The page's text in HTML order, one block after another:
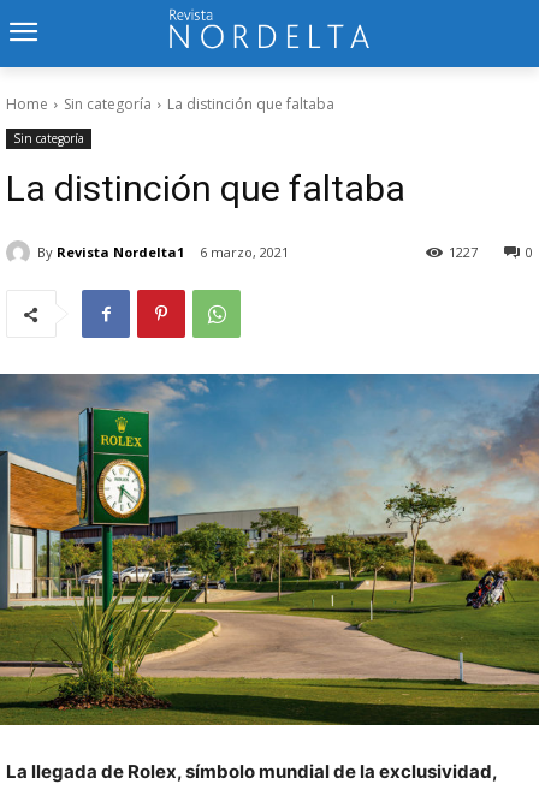
Home Sin categoría La distinción que faltaba
Sin categoría
La distinción que faltaba
By Revista Nordelta1 6 marzo, 2021 0
1227
La llegada de Rolex, símbolo mundial de la exclusividad,